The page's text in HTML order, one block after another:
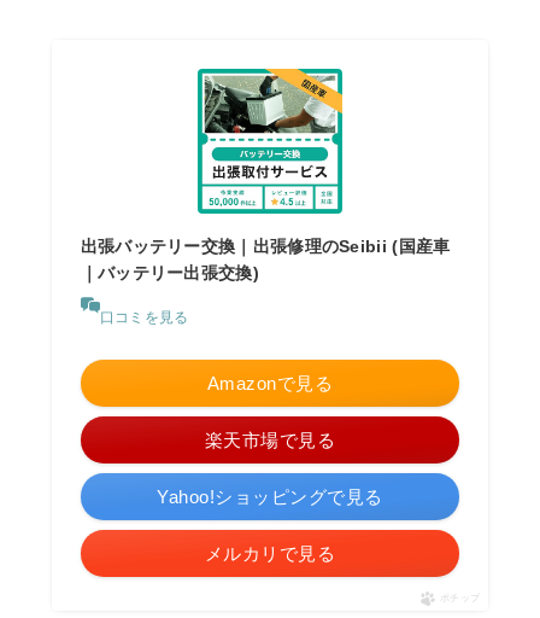
出張バッテリー交換｜出張修理のSeibii (国産車
｜バッテリー出張交換)
口コミを見る
Amazonで見る
楽天市場で見る
Yahoo!ショッピングで見る
メルカリで見る
ポチップ